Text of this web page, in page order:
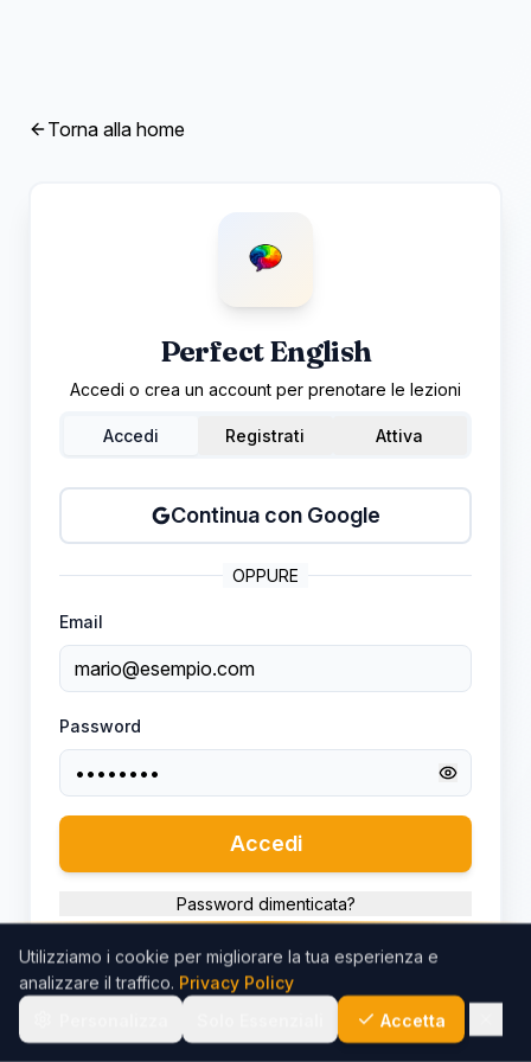
Torna alla home
Perfect English
Accedi o crea un account per prenotare le lezioni
Accedi Registrati Attiva
Continua con Google
OPPURE
Email
Password
Accedi
Password dimenticata?
Utilizziamo i cookie per migliorare la tua esperienza e
analizzare il traffico. Privacy Policy
Accetta